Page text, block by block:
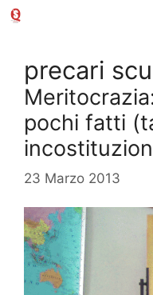
Vai
precari
pochi fatti
23 Marzo 2013